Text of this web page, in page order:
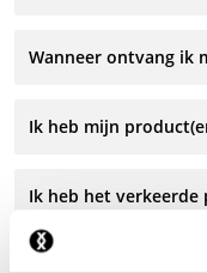
Wanneer ontvang ik
Ik heb mijn
Ik heb het